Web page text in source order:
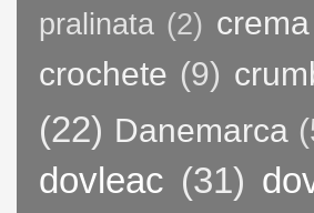
pralinata (2)
crochete (9)
(22) Danemarca
dovleac (31)